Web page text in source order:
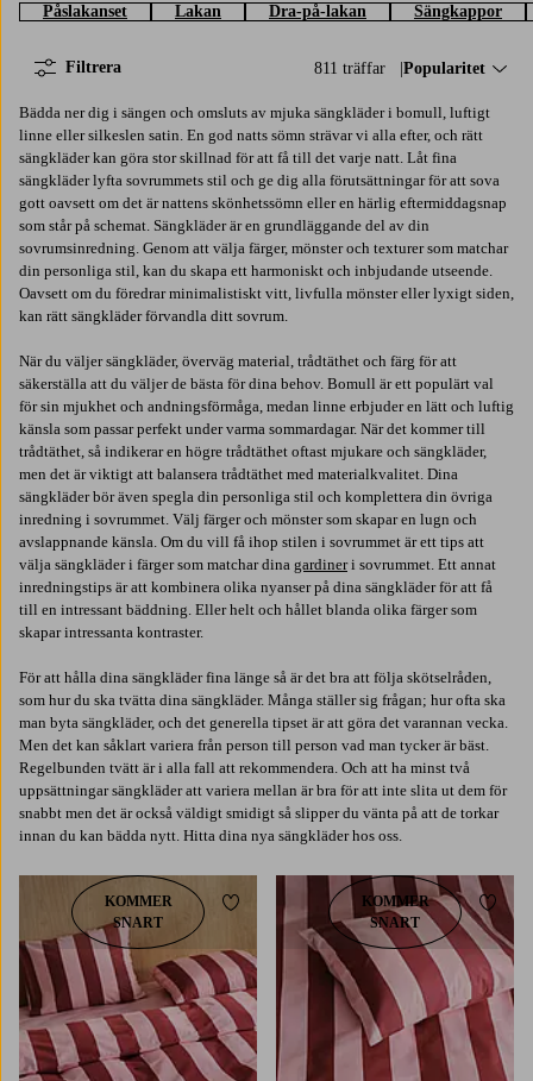
Påslakanset Lakan Dra-på-lakan Sängkappor
811 träffar Sortera på:
Popularitet
Filtrera
Bädda ner dig i sängen och omsluts av mjuka sängkläder i bomull, luftigt
linne eller silkeslen satin. En god natts sömn strävar vi alla efter, och rätt
sängkläder kan göra stor skillnad för att få till det varje natt. Låt fina
sängkläder lyfta sovrummets stil och ge dig alla förutsättningar för att sova
gott oavsett om det är nattens skönhetssömn eller en härlig eftermiddagsnap
som står på schemat. Sängkläder är en grundläggande del av din
sovrumsinredning. Genom att välja färger, mönster och texturer som matchar
din personliga stil, kan du skapa ett harmoniskt och inbjudande utseende.
Oavsett om du föredrar minimalistiskt vitt, livfulla mönster eller lyxigt siden,
kan rätt sängkläder förvandla ditt sovrum.
När du väljer sängkläder, överväg material, trådtäthet och färg för att
säkerställa att du väljer de bästa för dina behov. Bomull är ett populärt val
för sin mjukhet och andningsförmåga, medan linne erbjuder en lätt och luftig
känsla som passar perfekt under varma sommardagar. När det kommer till
trådtäthet, så indikerar en högre trådtäthet oftast mjukare och sängkläder,
men det är viktigt att balansera trådtäthet med materialkvalitet. Dina
sängkläder bör även spegla din personliga stil och komplettera din övriga
inredning i sovrummet. Välj färger och mönster som skapar en lugn och
avslappnande känsla. Om du vill få ihop stilen i sovrummet är ett tips att
välja sängkläder i färger som matchar dina gardineri sovrummet. Ett annat
inredningstips är att kombinera olika nyanser på dina sängkläder för att få
till en intressant bäddning. Eller helt och hållet blanda olika färger som
skapar intressanta kontraster.
För att hålla dina sängkläder fina länge så är det bra att följa skötselråden,
som hur du ska tvätta dina sängkläder. Många ställer sig frågan; hur ofta ska
man byta sängkläder, och det generella tipset är att göra det varannan vecka.
Men det kan såklart variera från person till person vad man tycker är bäst.
Regelbunden tvätt är i alla fall att rekommendera. Och att ha minst två
uppsättningar sängkläder att variera mellan är bra för att inte slita ut dem för
snabbt men det är också väldigt smidigt så slipper du vänta på att de torkar
innan du kan bädda nytt. Hitta dina nya sängkläder hos oss.
KOMMER
SNART
Lägg till i favoriterKOMMER
SNART
Lägg